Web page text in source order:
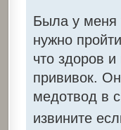
Была у меня
нужно
что здоров
прививок.
медотвод в
извините